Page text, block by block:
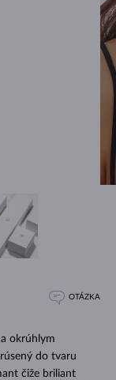
okrúhlym
do tvaru
čiže briliant
OTÁZKA